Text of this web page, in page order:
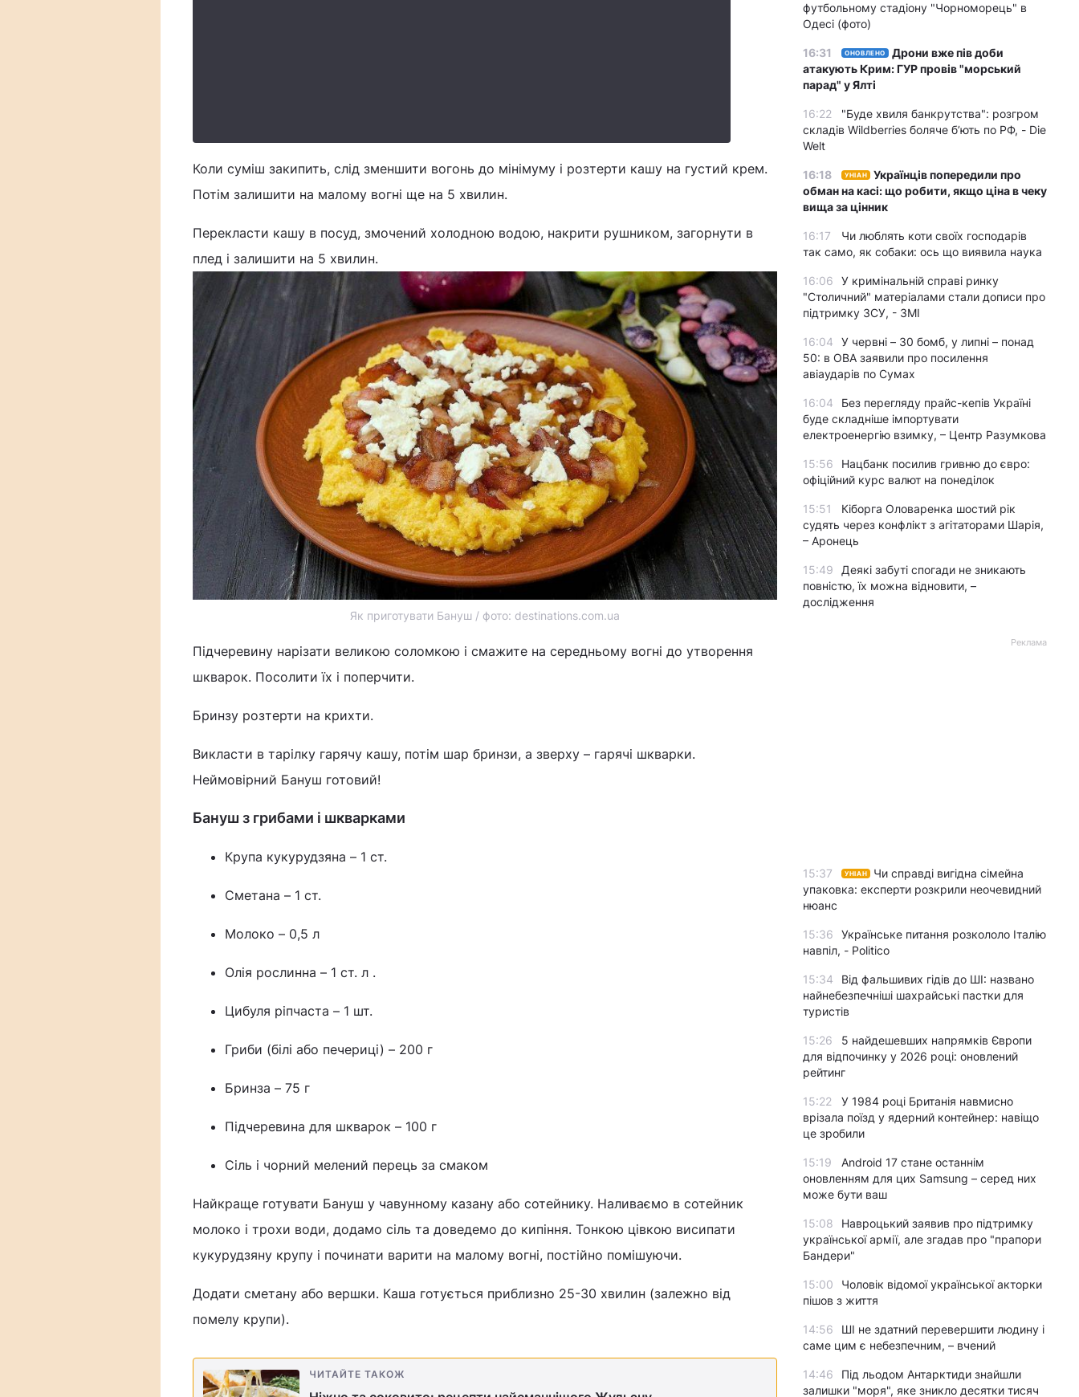
Коли суміш закипить, слід зменшити вогонь до мінімуму і розтерти кашу на густий крем.
Потім залишити на малому вогні ще на 5 хвилин.
Перекласти кашу в посуд, змочений холодною водою, накрити рушником, загорнути в
плед і залишити на 5 хвилин.
Як приготувати Бануш / фото: destinations.com.ua
Підчеревину нарізати великою соломкою і смажите на середньому вогні до утворення
шкварок. Посолити їх і поперчити.
Бринзу розтерти на крихти.
Викласти в тарілку гарячу кашу, потім шар бринзи, а зверху – гарячі шкварки.
Неймовірний Бануш готовий!
Бануш з грибами і шкварками
Крупа кукурудзяна – 1 ст.
Сметана – 1 ст.
Молоко – 0,5 л
Олія рослинна – 1 ст. л .
Цибуля ріпчаста – 1 шт.
Гриби (білі або печериці) – 200 г
Бринза – 75 г
Підчеревина для шкварок – 100 г
Сіль і чорний мелений перець за смаком
Найкраще готувати Бануш у чавунному казану або сотейнику. Наливаємо в сотейник
молоко і трохи води, додамо сіль та доведемо до кипіння. Тонкою цівкою висипати
кукурудзяну крупу і починати варити на малому вогні, постійно помішуючи.
Додати сметану або вершки. Каша готується приблизно 25-30 хвилин (залежно від
помелу крупи).
ЧИТАЙТЕ ТАКОЖ
футбольному стадіону "Чорноморець" в
Одесі (фото)
16:31 ОНОВЛЕНО
Дрони вже пів доби
атакують Крим: ГУР провів "морський
парад" у Ялті
16:22
"Буде хвиля банкрутства": розгром
складів Wildberries боляче бʼють по РФ, - Die
Welt
16:18 УНІАН
Українців попередили про
обман на касі: що робити, якщо ціна в чеку
вища за цінник
16:17
Чи люблять коти своїх господарів
так само, як собаки: ось що виявила наука
16:06
У кримінальній справі ринку
"Столичний" матеріалами стали дописи про
підтримку ЗСУ, - ЗМІ
16:04
У червні – 30 бомб, у липні – понад
50: в ОВА заявили про посилення
авіаударів по Сумах
16:04
Без перегляду прайс-кепів Україні
буде складніше імпортувати
електроенергію взимку, – Центр Разумкова
15:56
Нацбанк посилив гривню до євро:
офіційний курс валют на понеділок
15:51
Кіборга Оловаренка шостий рік
судять через конфлікт з агітаторами Шарія,
– Аронець
15:49
Деякі забуті спогади не зникають
повністю, їх можна відновити, –
дослідження
Реклама
15:37 УНІАН
Чи справді вигідна сімейна
упаковка: експерти розкрили неочевидний
нюанс
15:36
Українське питання розкололо Італію
навпіл, - Politico
15:34
Від фальшивих гідів до ШІ: названо
найнебезпечніші шахрайські пастки для
туристів
15:26
5 найдешевших напрямків Європи
для відпочинку у 2026 році: оновлений
рейтинг
15:22
У 1984 році Британія навмисно
врізала поїзд у ядерний контейнер: навіщо
це зробили
15:19
Android 17 стане останнім
оновленням для цих Samsung – серед них
може бути ваш
15:08
Навроцький заявив про підтримку
української армії, але згадав про "прапори
Бандери"
15:00
Чоловік відомої української акторки
пішов з життя
14:56
ШІ не здатний перевершити людину і
саме цим є небезпечним, – вчений
14:46
Під льодом Антарктиди знайшли
залишки "моря", яке зникло десятки тисяч